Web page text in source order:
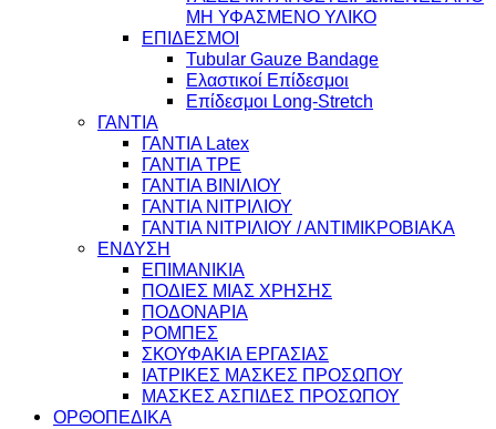
ΜΗ ΥΦΑΣΜΕΝΟ ΥΛΙΚΟ
ΕΠΙΔΕΣΜΟΙ
Tubular Gauze Bandage
Ελαστικοί Επίδεσμοι
Επίδεσμοι Long-Stretch
ΓΑΝΤΙΑ
ΓΑΝΤΙΑ Latex
ΓΑΝΤΙΑ TPE
ΓΑΝΤΙΑ ΒΙΝΙΛΙΟΥ
ΓΑΝΤΙΑ ΝΙΤΡΙΛΙΟΥ
ΓΑΝΤΙΑ ΝΙΤΡΙΛΙΟΥ / ΑΝΤΙΜΙΚΡΟΒΙΑΚΑ
ΕΝΔΥΣΗ
ΕΠΙΜΑΝΙΚΙΑ
ΠΟΔΙΕΣ ΜΙΑΣ ΧΡΗΣΗΣ
ΠΟΔΟΝΑΡΙΑ
ΡΟΜΠΕΣ
ΣΚΟΥΦΑΚΙΑ ΕΡΓΑΣΙΑΣ
ΙΑΤΡΙΚΕΣ ΜΑΣΚΕΣ ΠΡΟΣΩΠΟΥ
ΜΑΣΚΕΣ ΑΣΠΙΔΕΣ ΠΡΟΣΩΠΟΥ
ΟΡΘΟΠΕΔΙΚΑ